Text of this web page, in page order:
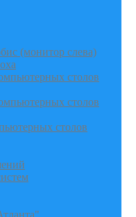
(монитор слева)
столов
столов
столов